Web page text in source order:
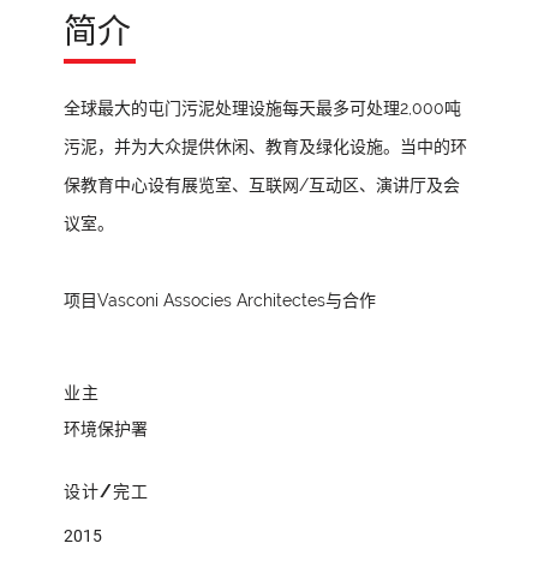
简介
全球最大的屯门污泥处理设施每天最多可处理2,000吨
污泥，并为大众提供休闲、教育及绿化设施。当中的环
保教育中心设有展览室、互联网/互动区、演讲厅及会
议室。
项目Vasconi Associes Architectes与合作
业主
环境保护署
设计/完工
2015